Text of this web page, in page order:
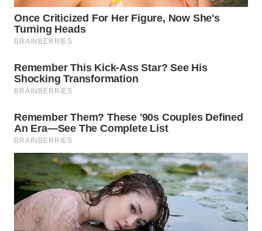
WN
NIAS
LANGKAT
TAPANULI
SELATAN
WN
TANJUNG
LESUNG
WN
KARO